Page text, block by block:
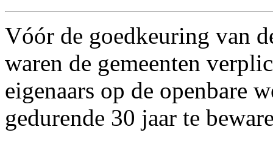
Vóór de goedkeuring van
waren de gemeenten
eigenaars op de openbare
gedurende 30 jaar te